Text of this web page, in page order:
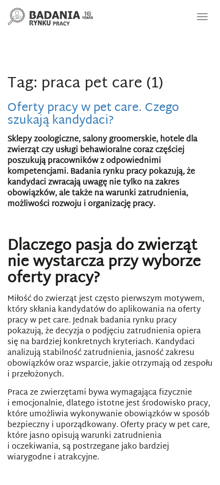
Tag: praca pet care (1)
Oferty pracy w pet care. Czego
szukają kandydaci?
Sklepy zoologiczne, salony groomerskie, hotele dla
zwierząt czy usługi behawioralne coraz częściej
poszukują pracowników z odpowiednimi
kompetencjami. Badania rynku pracy pokazują, że
kandydaci zwracają uwagę nie tylko na zakres
obowiązków, ale także na warunki zatrudnienia,
możliwości rozwoju i organizację pracy.
Dlaczego pasja do zwierząt
nie wystarcza przy wyborze
oferty pracy?
Miłość do zwierząt jest często pierwszym motywem,
który skłania kandydatów do aplikowania na oferty
pracy w pet care. Jednak badania rynku pracy
pokazują, że decyzja o podjęciu zatrudnienia opiera
się na bardziej konkretnych kryteriach. Kandydaci
analizują stabilność zatrudnienia, jasność zakresu
obowiązków oraz wsparcie, jakie otrzymają od zespołu
i przełożonych.
Praca ze zwierzętami bywa wymagająca fizycznie
i emocjonalnie, dlatego istotne jest środowisko pracy,
które umożliwia wykonywanie obowiązków w sposób
bezpieczny i uporządkowany. Oferty pracy w pet care,
które jasno opisują warunki zatrudnienia
i oczekiwania, są postrzegane jako bardziej
wiarygodne i atrakcyjne.